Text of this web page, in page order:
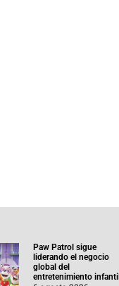
Paw Patrol sigue
liderando el negocio
global del
entretenimiento infantil